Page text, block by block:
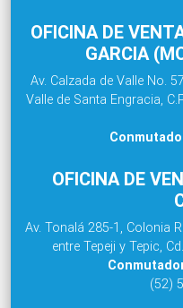
OFICINA DE
GARCIA
Av. Calzada de Valle No.
Valle de Santa Engracia,
OFICINA DE
Av. Tonalá 285-1, Colonia
entre Tepeji y Tepic,
(52)